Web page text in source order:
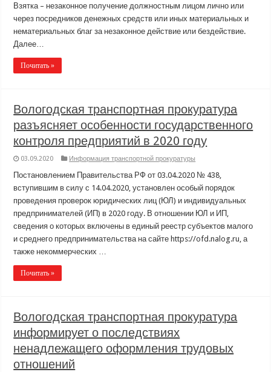
Взятка – незаконное получение должностным лицом лично или
через посредников денежных средств или иных материальных и
нематериальных благ за незаконное действие или бездействие.
Далее…
Почитать »
Вологодская транспортная прокуратура
разъясняет особенности государственного
контроля предприятий в 2020 году
03.09.2020 Информация транспортной прокуратуры
Постановлением Правительства РФ от 03.04.2020 № 438,
вступившим в силу с 14.04.2020, установлен особый порядок
проведения проверок юридических лиц (ЮЛ) и индивидуальных
предпринимателей (ИП) в 2020 году. В отношении ЮЛ и ИП,
сведения о которых включены в единый реестр субъектов малого
и среднего предпринимательства на сайте https://ofd.nalog.ru, а
также некоммерческих …
Почитать »
Вологодская транспортная прокуратура
информирует о последствиях
ненадлежащего оформления трудовых
отношений